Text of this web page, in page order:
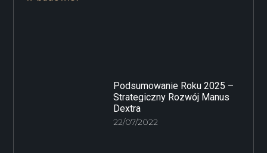
Podsumowanie Roku 2025 –
Strategiczny Rozwój Manus
Dextra
22/07/2022